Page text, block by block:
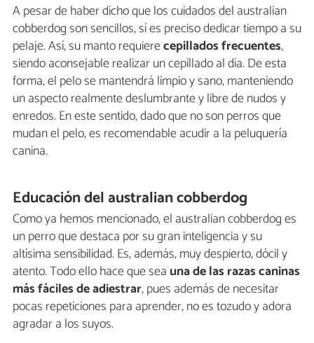
A pesar de haber dicho que los cuidados del australian
cobberdog son sencillos, sí es preciso dedicar tiempo a su
pelaje. Así, su manto requierecepillados frecuentes,
siendo aconsejable realizar un cepillado al día. De esta
forma, el pelo se mantendrá limpio y sano, manteniendo
un aspecto realmente deslumbrante y libre de nudos y
enredos. En este sentido, dado que no son perros que
mudan el pelo, es recomendable acudir a la peluquería
canina.
Educación del australian cobberdog
Como ya hemos mencionado, el australian cobberdog es
un perro que destaca por su gran inteligencia y su
altísima sensibilidad. Es, además, muy despierto, dócil y
atento. Todo ello hace que sea una de las razas caninas
más fáciles de adiestrar, pues además de necesitar
pocas repeticiones para aprender, no es tozudo y adora
agradar a los suyos.